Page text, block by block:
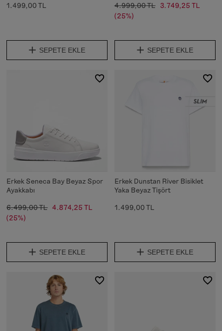
1.499,00 TL
SEPETE EKLE
4.999,00 TL
3.749,25 TL
(25%)
SEPETE EKLE
Erkek Seneca Bay Beyaz Spor
Ayakkabı
6.499,00 TL 4.874,25 TL
(25%)
SEPETE EKLE
Erkek Dunstan River Bisiklet
Yaka Beyaz Tişört
1.499,00 TL
SEPETE EKLE